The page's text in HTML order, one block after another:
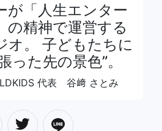
が「人生エンター
の精神で運営する
オ。 子どもたちに
った先の景色”。
代表 谷﨑 さとみ